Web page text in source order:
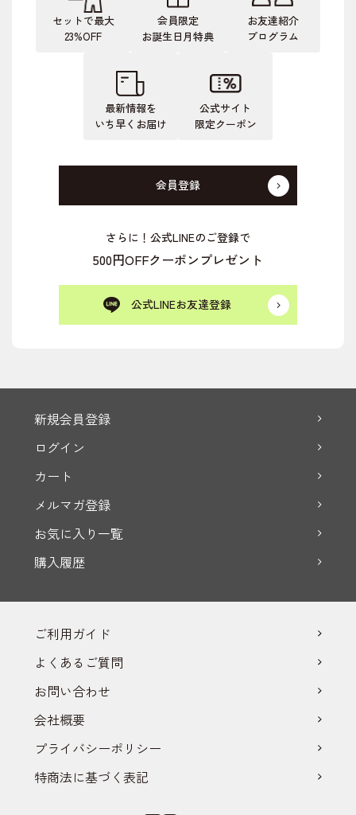
セットで最大
23%OFF
会員限定
お誕生日月特典
お友達紹介
プログラム
最新情報を
いち早くお届け
公式サイト
限定クーポン
会員登録
さらに！公式LINEのご登録で
500円OFFクーポンプレゼント
公式LINEお友達登録
新規会員登録
ログイン
カート
メルマガ登録
お気に入り一覧
購入履歴
ご利用ガイド
よくあるご質問
お問い合わせ
会社概要
プライバシーポリシー
特商法に基づく表記